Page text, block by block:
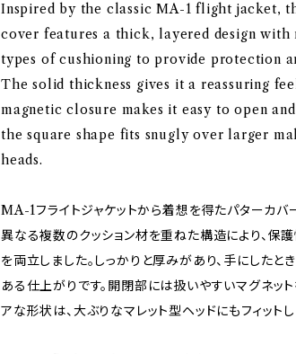
Inspired by the classic MA-1 flight jacket,
cover features a thick, layered design
types of cushioning to provide protection
The solid thickness gives it a reassuring
magnetic closure makes it easy to open
the square shape fits snugly over larger
heads.
MA-1フライトジャケットから着想を得たパターカバ
異なる複数のクッション材を重ねた構造により、保
を両立しました。しっかりと厚みがあり、手にしたと
ある仕上がりです。開閉部には扱いやすいマグネッ
アな形状は、大ぶりなマレット型ヘッドにもフィットし